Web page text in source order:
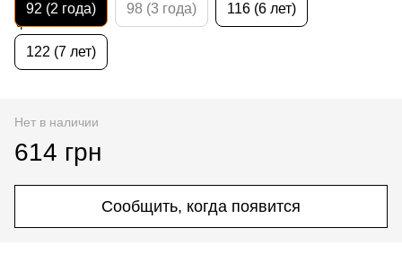
92 (2 года) 98 (3 года) 116 (6 лет)
122 (7 лет)
Нет в наличии
614 грн
Сообщить, когда появится